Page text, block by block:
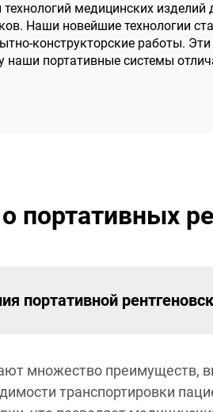
медицинских
Наши новейшие технологии
конструкторские работы.
наши портативные системы
портативных
портативной
множество
транспортировки